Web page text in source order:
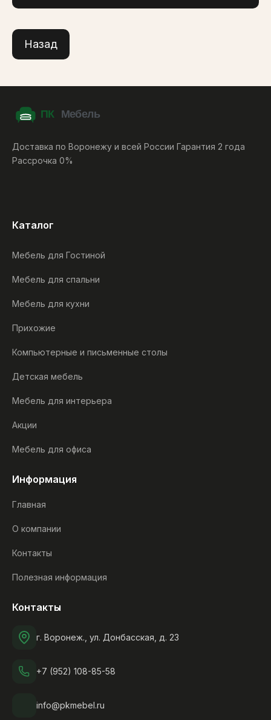
Назад
Доставка по Воронежу и всей России Гарантия 2 года
Рассрочка 0%
Каталог
Мебель для Гостиной
Мебель для спальни
Мебель для кухни
Прихожие
Компьютерные и письменные столы
Детская мебель
Мебель для интерьера
Акции
Мебель для офиса
Информация
Главная
О компании
Контакты
Полезная информация
Контакты
г. Воронеж., ул. Донбасская, д. 23
+7 (952) 108-85-58
info@pkmebel.ru